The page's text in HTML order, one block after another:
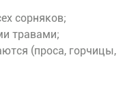
сорняков;
травами;
(проса, горчицы,